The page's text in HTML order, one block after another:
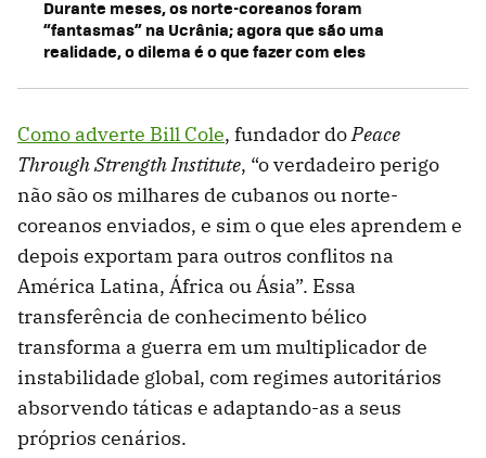
Durante meses, os norte-coreanos foram
“fantasmas” na Ucrânia; agora que são uma
realidade, o dilema é o que fazer com eles
Como adverte Bill Cole, fundador doPeace
Through Strength Institute, “o verdadeiro perigo
não são os milhares de cubanos ou norte-
coreanos enviados, e sim o que eles aprendem e
depois exportam para outros conflitos na
América Latina, África ou Ásia”. Essa
transferência de conhecimento bélico
transforma a guerra em um multiplicador de
instabilidade global, com regimes autoritários
absorvendo táticas e adaptando-as a seus
próprios cenários.